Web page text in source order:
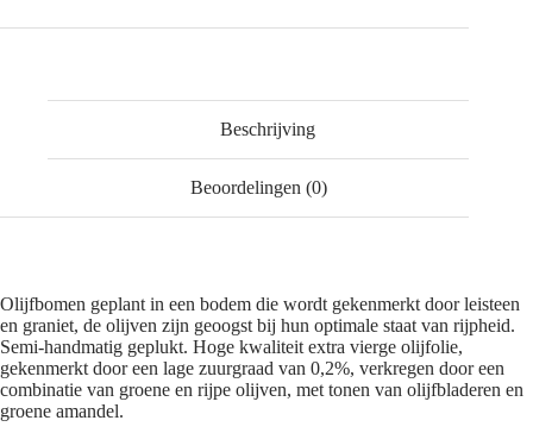
Beschrijving
Beoordelingen (0)
Olijfbomen geplant in een bodem die wordt gekenmerkt door leisteen
en graniet, de olijven zijn geoogst bij hun optimale staat van rijpheid.
Semi-handmatig geplukt. Hoge kwaliteit extra vierge olijfolie,
gekenmerkt door een lage zuurgraad van 0,2%, verkregen door een
combinatie van groene en rijpe olijven, met tonen van olijfbladeren en
groene amandel.